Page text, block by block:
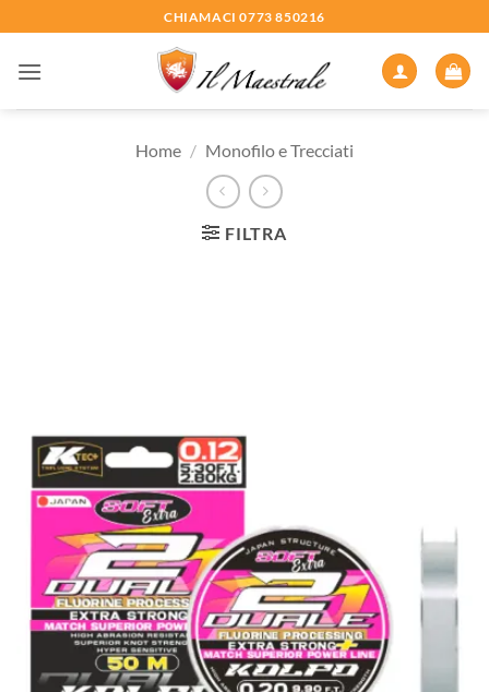
ai
contenuti
CHIAMACI 0773 850216
Home / Monofilo e Trecciati
FILTRA